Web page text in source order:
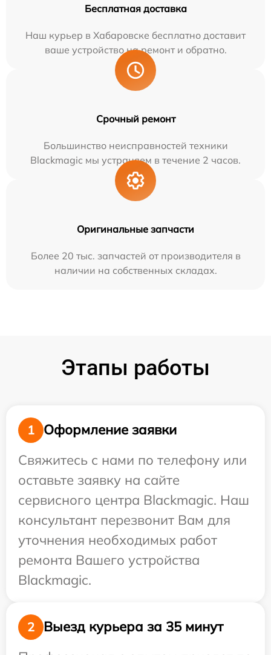
Бесплатная доставка
Наш курьер в Хабаровске бесплатно доставит
ваше устройство на ремонт и обратно.
Срочный ремонт
Большинство неисправностей техники
Blackmagic мы устраняем в течение 2 часов.
Оригинальные запчасти
Более 20 тыс. запчастей от производителя в
наличии на собственных складах.
Этапы работы
1
Оформление заявки
Свяжитесь с нами по телефону или
оставьте заявку на сайте
сервисного центра Blackmagic. Наш
консультант перезвонит Вам для
уточнения необходимых работ
ремонта Вашего устройства
Blackmagic.
2
Выезд курьера за 35 минут